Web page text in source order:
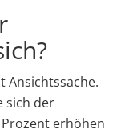
Ansichtssache.
sich der
erhöhen